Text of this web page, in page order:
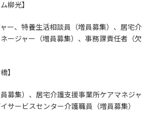
柳光】
、特養生活相談員（増員募集）、居宅介
ージャー（増員募集）、事務課責任者（欠
】
集）、居宅介護支援事業所ケアマネジャ
サービスセンター介護職員（増員募集）